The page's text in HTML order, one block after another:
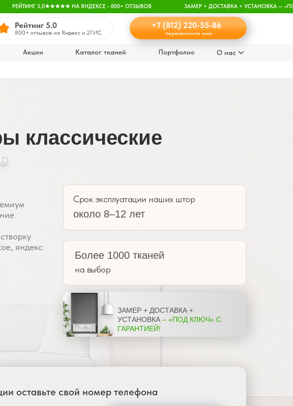
перезвоните мне
+7 (812) 220-55-86
Портфолио
Акции Каталог тканей О нас
Рейтинг 5.0
800+ отзывов на Яндекс и 2ГИС
РЕЙТИНГ 5,0★★★★★ НА ЯНДЕКСЕ • 800+ ОТЗЫВОВ ЗАМЕР + ДОСТАВКА + УСТАНОВКА —
классические
оставьте свой номер телефона
Более 1000 тканей
на выбор
около 8–12 лет
Срок эксплуатации наших штор
яндекс
ЗАМЕР + ДОСТАВКА +
УСТАНОВКА – «ПОД КЛЮЧ» С
ГАРАНТИЕЙ!